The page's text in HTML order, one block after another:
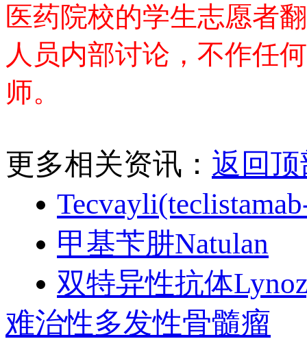
医药院校的学生志愿者
人员内部讨论，不作任
师。
更多相关资讯： 返回顶
甲基苄肼Natulan
双特异性抗体
难治性多发性骨髓瘤